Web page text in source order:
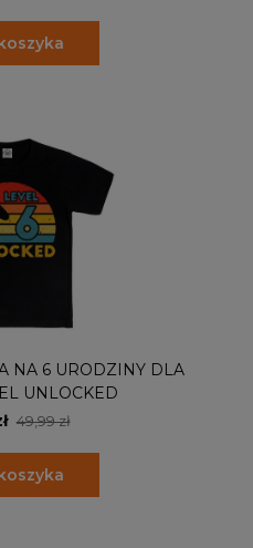
NA 6 URODZINY DLA
UNLOCKED
49,99 zł